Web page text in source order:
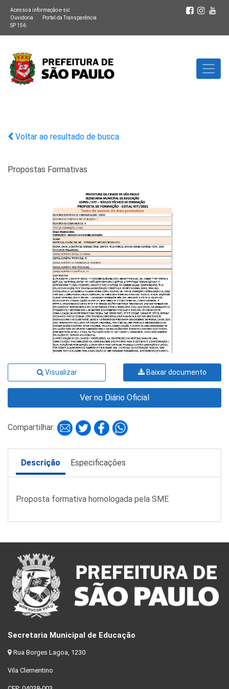
Acesso à informação e-sic
Ouvidoria
Portal da Transparência
SP 156
Voltar ao resultado de busca
Propostas Formativas
Visualizar Baixar documento
Ver no Diário Oficial
Compartilhar:
Descrição Especificações
Proposta formativa homologada pela SME
Secretaria Municipal de Educação
Rua Borges Lagoa, 1230
Vila Clementino